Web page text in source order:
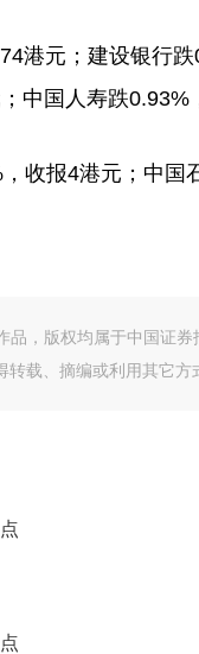
元；建设银行跌
中国人寿跌0.93%
报4港元；中国
品，版权均属于中国证
载、摘编或利用其它方